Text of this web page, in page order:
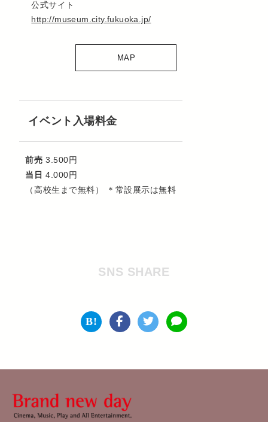
公式サイト
http://museum.city.fukuoka.jp/
MAP
イベント入場料金
前売 3.500円
当日 4.000円
（高校生まで無料） ＊常設展示は無料
SNS SHARE